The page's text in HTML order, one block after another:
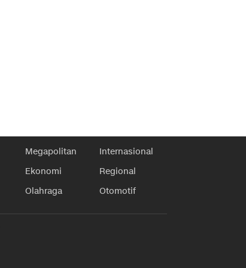
Megapolitan
Internasional
Ekonomi
Regional
Olahraga Otomotif